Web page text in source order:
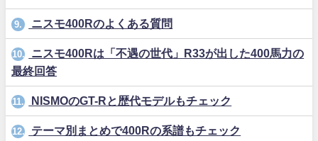
9. ニスモ400Rのよくある質問
10.
ニスモ400Rは「不遇の世代」R33が出した400馬力の
最終回答
11. NISMOのGT-Rと歴代モデルもチェック
12. テーマ別まとめで400Rの系譜もチェック